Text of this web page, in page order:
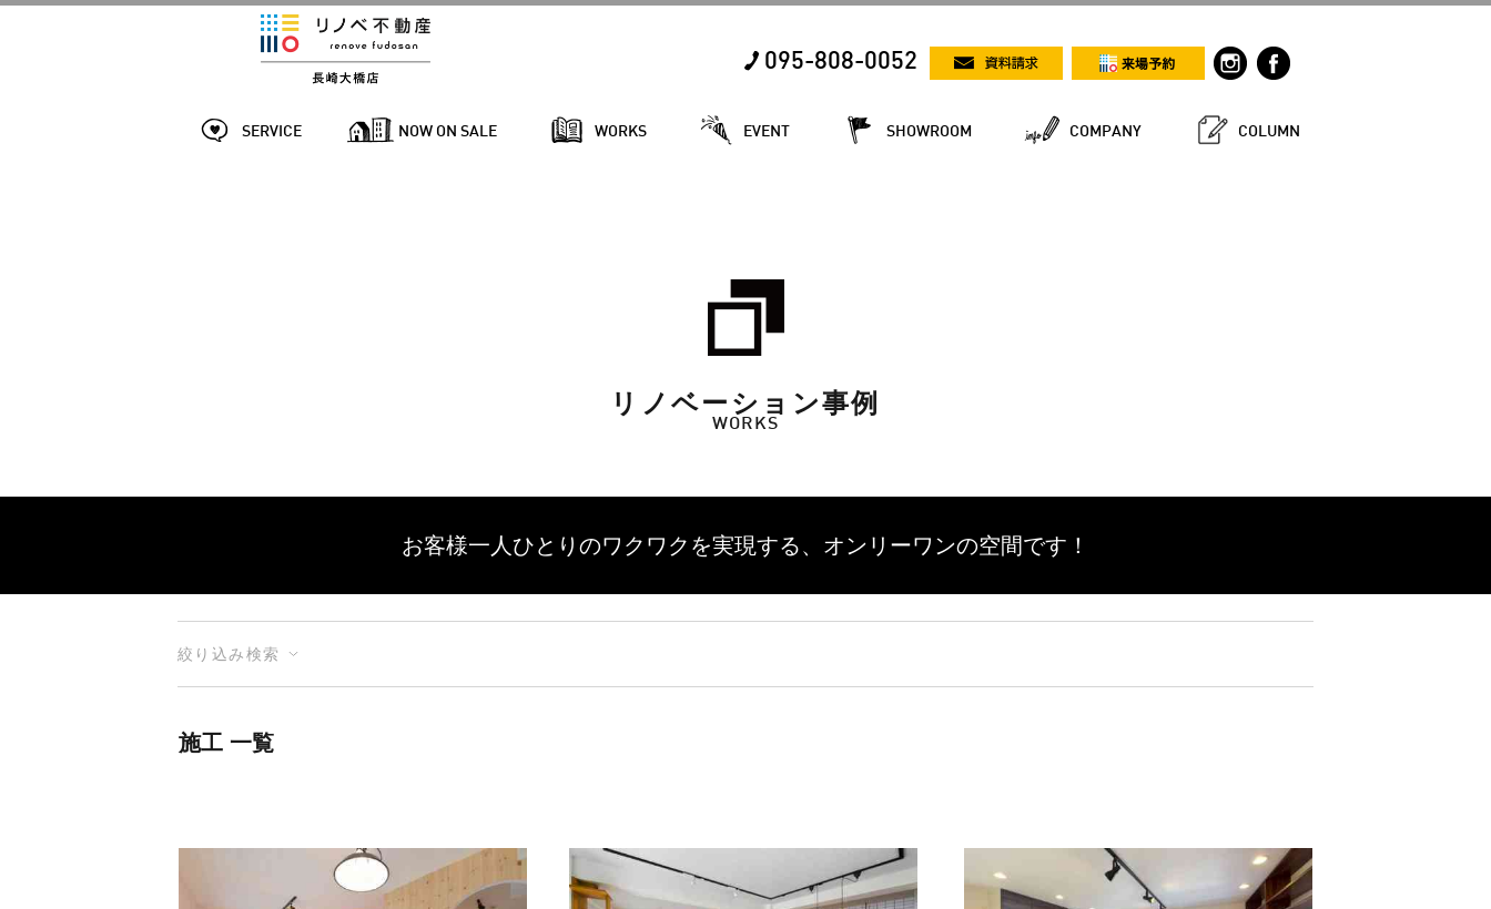
095-808-0052
SERVICE NOW ON SALE WORKS EVENT SHOWROOM COMPANY COLUMN
リノベーション事例
WORKS
お客様一人ひとりのワクワクを実現する、 オンリーワンの空間です！
絞り込み検索
施工 一覧